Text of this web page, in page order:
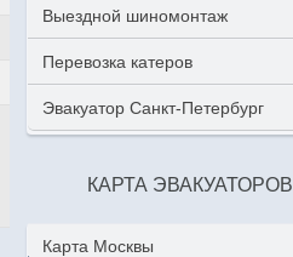
Выездной шиномонтаж
Перевозка катеров
Эвакуатор Санкт-Петербург
КАРТА ЭВАКУАТОРОВ
Карта Москвы